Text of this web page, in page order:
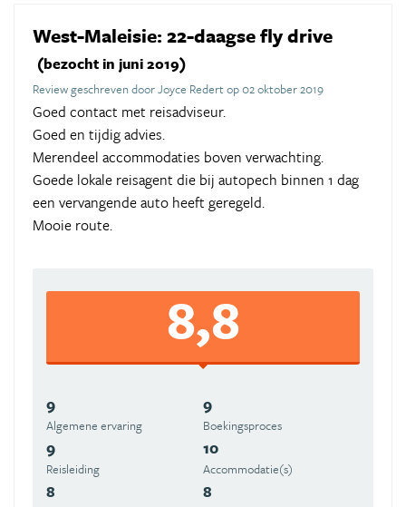
West-Maleisie: 22-daagse fly drive
(bezocht in juni 2019)
Review geschreven door Joyce Redert op 02 oktober 2019
Goed contact met reisadviseur.
Goed en tijdig advies.
Merendeel accommodaties boven verwachting.
Goede lokale reisagent die bij autopech binnen 1 dag
een vervangende auto heeft geregeld.
Mooie route.
8,8
9
Algemene ervaring
9
Boekingsproces
9
Reisleiding
10
Accommodatie(s)
8 8